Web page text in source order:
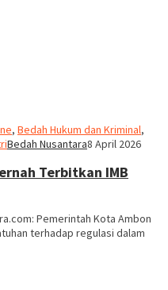
, Bedah Hukum dan Kriminal,
Bedah Nusantara8 April 2026
Terbitkan IMB
Pemerintah Kota Ambon
terhadap regulasi dalam